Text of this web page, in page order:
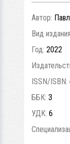
Автор:
Вид
Год: 2022
ISSN/ISBN:
ББК: 3
УДК: 6